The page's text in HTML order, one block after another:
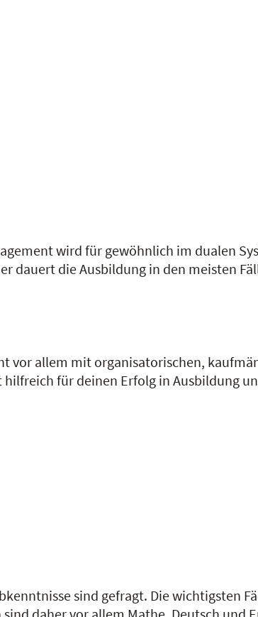
wird für gewöhnlich im dualen
dauert die Ausbildung in den meisten
vor allem mit organisatorischen,
für deinen Erfolg in Ausbildung
sind gefragt. Die wichtigsten